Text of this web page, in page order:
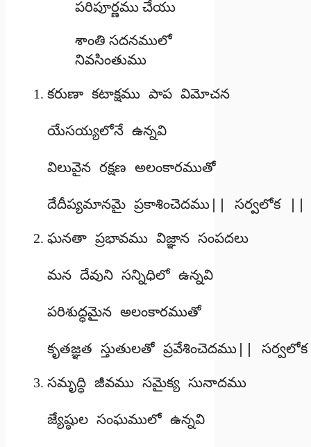
పరిపూర్ణము చేయు
శాంతి సదనములో
నివసింతుము
కరుణా కటాక్షము పాప విమోచన
యేసయ్యలోనే ఉన్నవి
విలువైన రక్షణ అలంకారముతో
దేదీప్యమానమై ప్రకాశించెదము|| సర్వలోక ||
ఘనతా ప్రభావము విజ్ఞాన సంపదలు
మన దేవుని సన్నిధిలో ఉన్నవి
పరిశుద్ధమైన అలంకారముతో
కృతజ్ఞత స్తుతులతో ప్రవేశించెదము||
సమృద్ధి జీవము సమైక్య సునాదము
జ్యేష్ఠుల సంఘములో ఉన్నవి